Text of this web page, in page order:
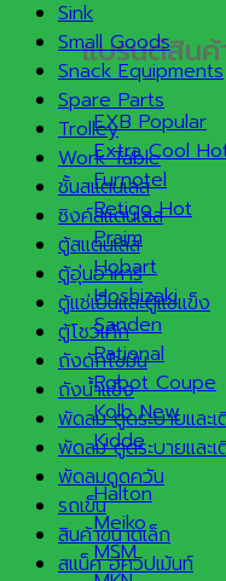
แบรนด์สินค้
EXB
Extra Cool
Furnotel
Retigo
Praim
Hobart
Hoshizaki
Sanden
Rational
Robot Coupe
Kolb
Kidde
Halton
Meiko
MSM
Sink
Small Goods
Snack Equipments
Spare Parts
Trolley
Work Table
ชั้นสแตนเลส
ซิงค์สแตนเลส
ตู้สแตนเลส
ตู้อุ่นอาหาร
ตู้แช่เย็นและตู้แช่แข็ง
ตู้โชว์เค้ก
ถังดักไขมัน
ถังน้ำแข็ง
พัดลม ดูดระบายและ
พัดลม ดูดระบายและ
พัดลมดูดควัน
รถเข็น
สินค้าขนาดเล็ก
สแน็ค อีควิปเม้นท์